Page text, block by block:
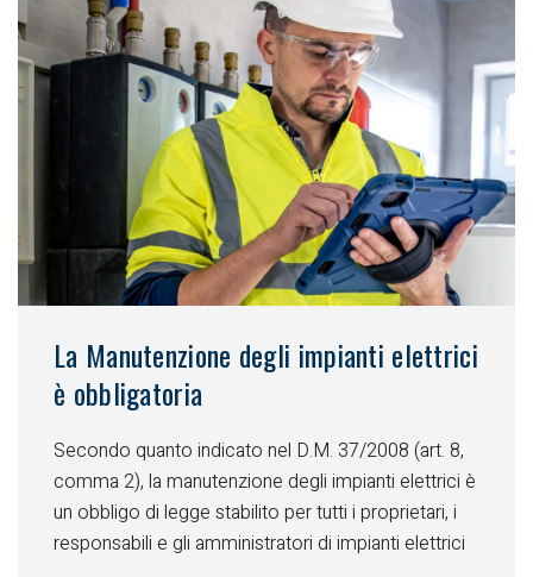
La Manutenzione degli impianti elettrici
è obbligatoria
Secondo quanto indicato nel D.M. 37/2008 (art. 8,
comma 2), la manutenzione degli impianti elettrici è
un obbligo di legge stabilito per tutti i proprietari, i
responsabili e gli amministratori di impianti elettrici